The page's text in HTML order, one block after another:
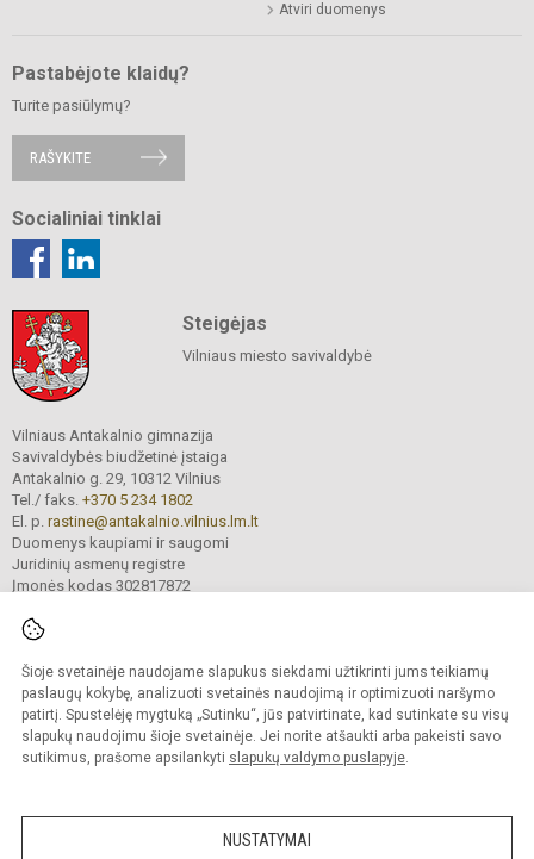
Šioje svetainėje naudojame slapukus siekdami užtikrinti jums teikiamų
paslaugų kokybę, analizuoti svetainės naudojimą ir optimizuoti naršymo
patirtį. Spustelėję mygtuką „Sutinku“, jūs patvirtinate, kad sutinkate su visų
slapukų naudojimu šioje svetainėje. Jei norite atšaukti arba pakeisti savo
sutikimus, prašome apsilankyti slapukų valdymo puslapyje.
NUSTATYMAI
Atviri duomenys
Pastabėjote klaidų?
Turite pasiūlymų?
RAŠYKITE
Socialiniai tinklai
Steigėjas
Vilniaus miesto savivaldybė
Vilniaus Antakalnio gimnazija
Savivaldybės biudžetinė įstaiga
Antakalnio g. 29, 10312 Vilnius
Tel./ faks. +370 5 234 1802
El. p. rastine@antakalnio.vilnius.lm.lt
Duomenys kaupiami ir saugomi
Juridinių asmenų registre
Įmonės kodas 302817872
© 2026. Vilniaus Antakalnio gimnazija. Visos teisės saugomos.
Kopijuoti turinį be raštiško gimnazijos sutikimo griežtai draudžiama.
Versija neįgaliesiems Slapukų valdymas